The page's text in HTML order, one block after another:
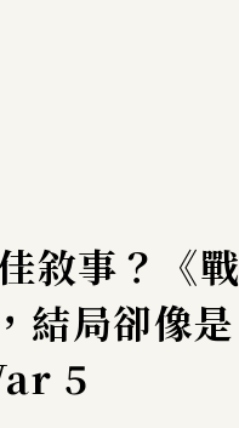
敘事？《戰
結局卻像是
5